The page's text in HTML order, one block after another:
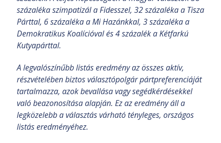
százaléka szimpatizál a Fidesszel, 32 százaléka a Tisza
Párttal, 6 százaléka a Mi Hazánkkal, 3 százaléka a
Demokratikus Koalícióval és 4 százalék a Kétfarkú
Kutyapárttal.
A legvalószínűbb listás eredmény az összes aktív,
részvételében biztos választópolgár pártpreferenciáját
tartalmazza, azok bevallása vagy segédkérdésekkel
való beazonosítása alapján. Ez az eredmény áll a
legközelebb a választás várható tényleges, országos
listás eredményéhez.